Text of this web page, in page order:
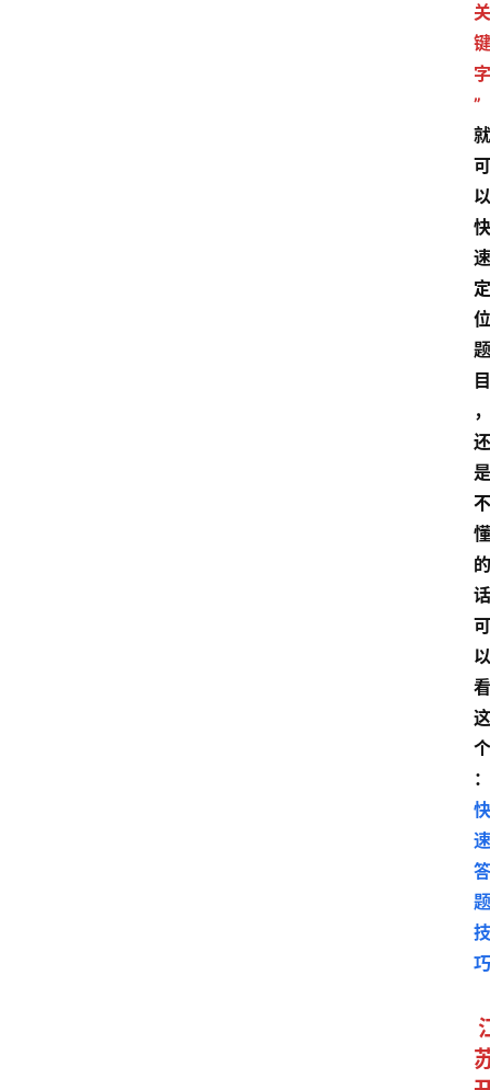
关
键
字
”
就
可
以
快
速
定
位
题
目
，
还
是
不
懂
的
话
可
以
看
这
个
：
快
速
答
题
技
巧